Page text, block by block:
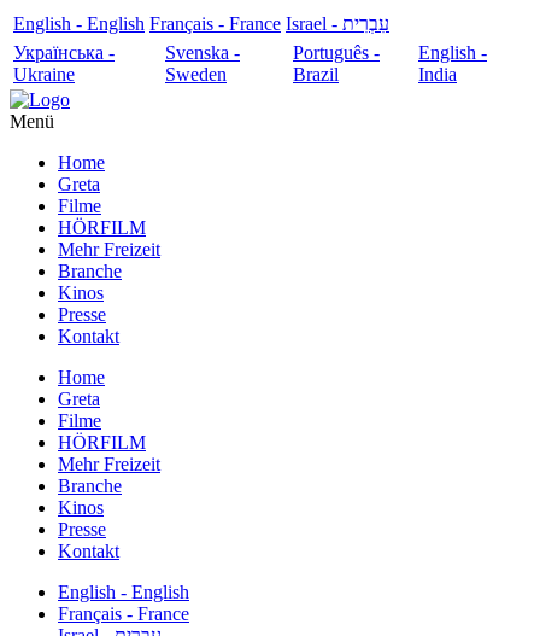
English - English Français - France
עִבְרִית - Israel
Українська -
Ukraine
Svenska -
Sweden
Português -
Brazil
English -
India
Menü
Home
Greta
Filme
HÖRFILM
Mehr Freizeit
Branche
Kinos
Presse
Kontakt
Home
Greta
Filme
HÖRFILM
Mehr Freizeit
Branche
Kinos
Presse
Kontakt
English - English
Français - France